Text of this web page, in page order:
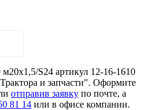
S24 артикул 12-16-1610
и запчасти". Оформите
отправив заявку по почте, а
81 14 или в офисе компании.